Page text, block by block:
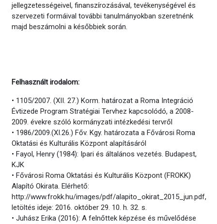
jellegzetességeivel, finanszírozásával, tevékenységével és
szervezeti formáival további tanulmányokban szeretnénk
majd beszámolni a későbbiek során.
Felhasznált irodalom:
• 1105/2007. (XII. 27.) Korm. határozat a Roma Integráció
Évtizede Program Stratégiai Tervhez kapcsolódó, a 2008-
2009. évekre szóló kormányzati intézkedési tervről
• 1986/2009.(XI.26.) Főv. Kgy. határozata a Fővárosi Roma
Oktatási és Kulturális Központ alapításáról
• Fayol, Henry (1984): Ipari és általános vezetés. Budapest,
KJK
• Fővárosi Roma Oktatási és Kulturális Központ (FROKK)
Alapító Okirata. Elérhető:
http://www.frokk.hu/images/pdf/alapito_okirat_2015_jun.pdf,
letöltés ideje: 2016. október 29. 10. h. 32. s.
• Juhász Erika (2016): A felnőttek képzése és művelődése